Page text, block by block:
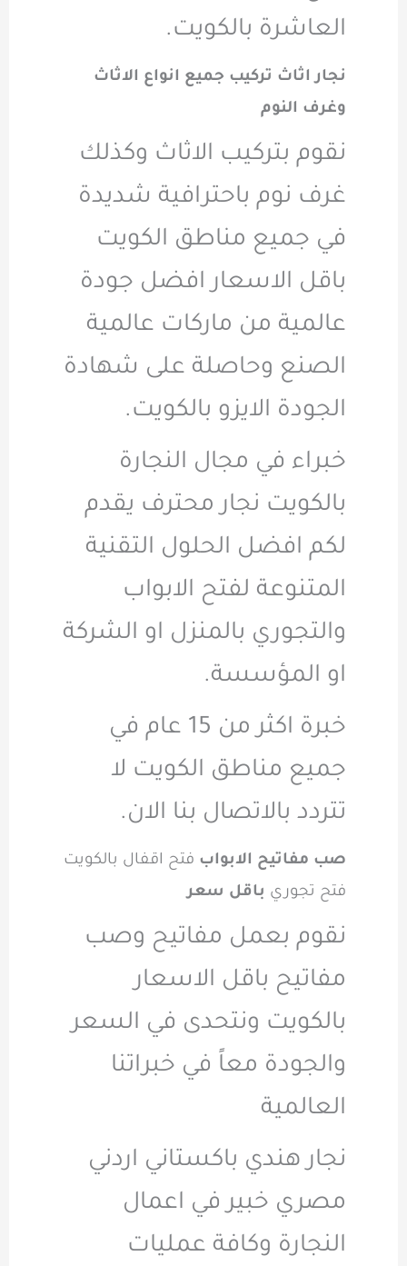
العاشرة بالكويت.
نجار اثاث تركيب جميع انواع الاثاث
وغرف النوم
نقوم بتركيب الاثاث وكذلك
غرف نوم باحترافية شديدة
في جميع مناطق الكويت
باقل الاسعار افضل جودة
عالمية من ماركات عالمية
الصنع وحاصلة على شهادة
الجودة الايزو بالكويت.
خبراء في مجال النجارة
بالكويت نجار محترف يقدم
لكم افضل الحلول التقنية
المتنوعة لفتح الابواب
والتجوري بالمنزل او الشركة
او المؤسسة.
خبرة اكثر من 15 عام في
جميع مناطق الكويت لا
تتردد بالاتصال بنا الان.
صب مفاتيح الابواب فتح اقفال بالكويت
فتح تجوري باقل سعر
نقوم بعمل مفاتيح وصب
مفاتيح باقل الاسعار
بالكويت ونتحدى في السعر
والجودة معاً في خبراتنا
العالمية
نجار هندي باكستاني اردني
مصري خبير في اعمال
النجارة وكافة عمليات